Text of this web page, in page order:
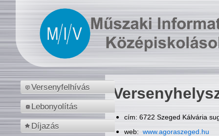
Versenyfelhívás
Lebonyolítás
Díjazás
cím: 6722 Szeged Kálvária
web: www.agoraszeged.hu